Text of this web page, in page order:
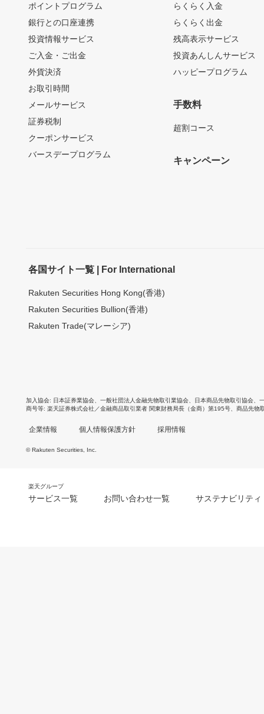
ポイントプログラム
銀行との口座連携
投資情報サービス
ご入金・ご出金
外貨決済
お取引時間
メールサービス
証券税制
クーポンサービス
バースデープログラム
らくらく入金
らくらく出金
残高表示サービス
投資あんしんサービス
ハッピープログラム
手数料
超割コース
キャンペーン
各国サイト一覧 | For International
Rakuten Securities Hong Kong(香港)
Rakuten Securities Bullion(香港)
Rakuten Trade(マレーシア)
加入協会 日本証券業協会 一般社団法人金融先物取引業協会 日本商品先物取引協会
商号等 楽天証券株式会社／金融商品取引業者 関東財務局長（金商）第195号、商品先物
企業情報 個人情報保護方針 採用情報
© Rakuten Securities, Inc.
楽天グループ
サービス一覧 お問い合わせ一覧 サステナビリティ